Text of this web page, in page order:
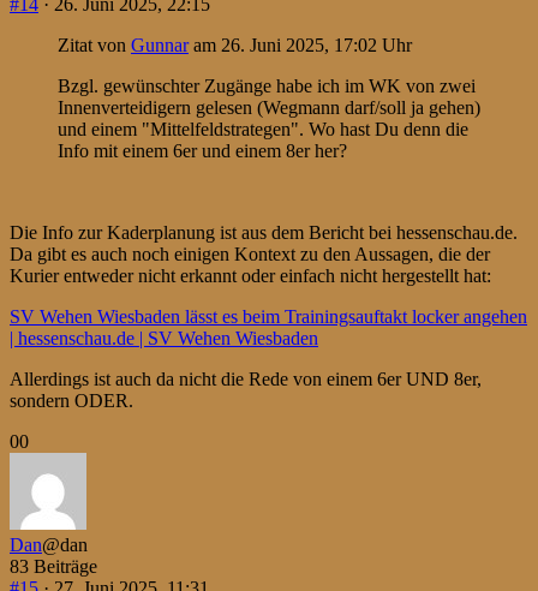
Zitat von Gunnaram 26. Juni 2025, 17:02 Uhr
Bzgl. gewünschter Zugänge habe ich im WK von zwei
Innenverteidigern gelesen (Wegmann darf/soll ja gehen)
und einem "Mittelfeldstrategen". Wo hast Du denn die
Info mit einem 6er und einem 8er her?
Die Info zur Kaderplanung ist aus dem Bericht bei hessenschau.de.
Da gibt es auch noch einigen Kontext zu den Aussagen, die der
Kurier entweder nicht erkannt oder einfach nicht hergestellt hat:
SV Wehen Wiesbaden lässt es beim Trainingsauftakt locker angehen
| hessenschau.de | SV Wehen Wiesbaden
Allerdings ist auch da nicht die Rede von einem 6er UND 8er,
sondern ODER.
Anklicken
Daumen
nach
unten.
0Anklicken
Daumen
nach
oben.
0
Dan@dan
83 Beiträge